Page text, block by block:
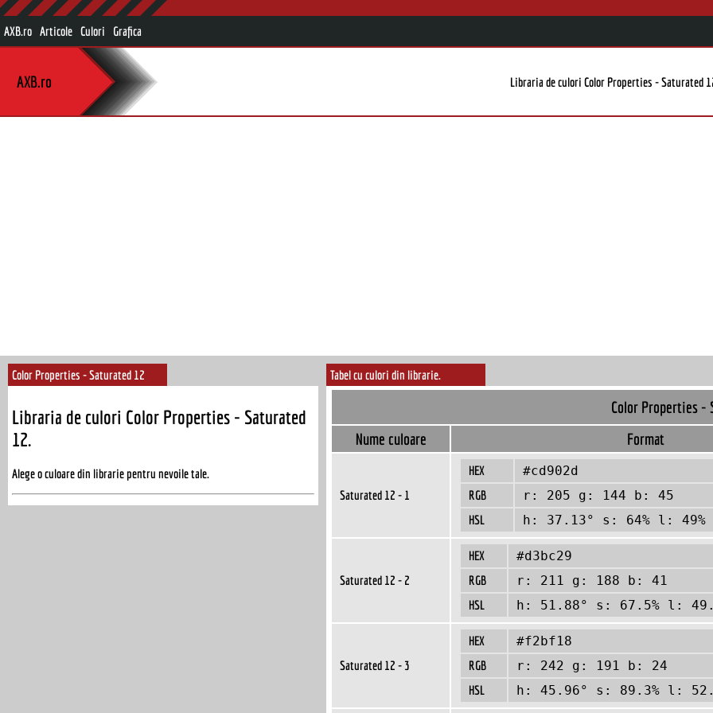
AXB.ro Articole Culori Grafica
AXB.ro Libraria de culori Color Properties - Saturated
Color Properties - Saturated 12
Libraria de culori Color Properties - Saturated
12.
Alege o culoare din librarie pentru nevoile tale.
Tabel cu culori din librarie.
Color Properties -
Nume culoare
Format
Saturated 12 - 1
HEX #cd902d
RGB r: 205 g: 144 b: 45
HSL h: 37.13° s: 64% l: 49%
Saturated 12 - 2
HEX #d3bc29
RGB r: 211 g: 188 b: 41
HSL h: 51.88° s: 67.5% l:
Saturated 12 - 3
HEX #f2bf18
RGB r: 242 g: 191 b: 24
HSL h: 45.96° s: 89.3% l: